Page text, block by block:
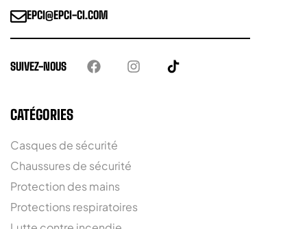
EPCI@EPCI-CI.COM
SUIVEZ-NOUS
CATÉGORIES
Casques de sécurité
Chaussures de sécurité
Protection des mains
Protections respiratoires